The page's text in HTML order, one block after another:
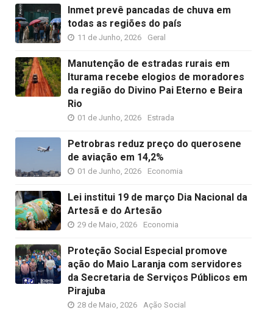
Inmet prevê pancadas de chuva em
todas as regiões do país
11 de Junho, 2026 Geral
Manutenção de estradas rurais em
Iturama recebe elogios de moradores
da região do Divino Pai Eterno e Beira
Rio
01 de Junho, 2026 Estrada
Petrobras reduz preço do querosene
de aviação em 14,2%
01 de Junho, 2026 Economia
Lei institui 19 de março Dia Nacional da
Artesã e do Artesão
29 de Maio, 2026 Economia
Proteção Social Especial promove
ação do Maio Laranja com servidores
da Secretaria de Serviços Públicos em
Pirajuba
28 de Maio, 2026 Ação Social